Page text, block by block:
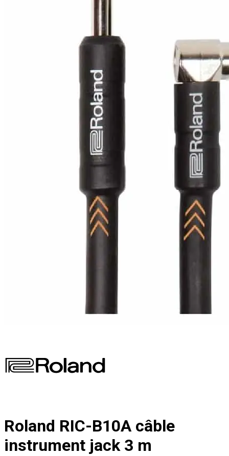
Roland RIC-B10A câble
instrument jack 3 m